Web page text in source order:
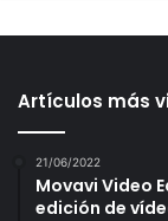
Artículos más
21/06/2022
Movavi Video
edición de